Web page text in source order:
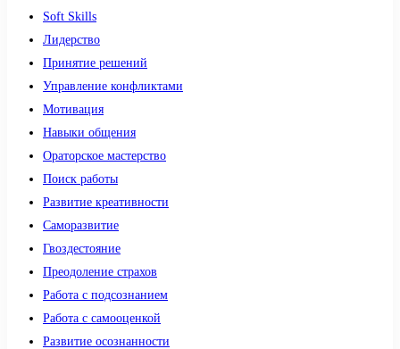
Soft Skills
Лидерство
Принятие решений
Управление конфликтами
Мотивация
Навыки общения
Ораторское мастерство
Поиск работы
Развитие креативности
Саморазвитие
Гвоздестояние
Преодоление страхов
Работа с подсознанием
Работа с самооценкой
Развитие осознанности